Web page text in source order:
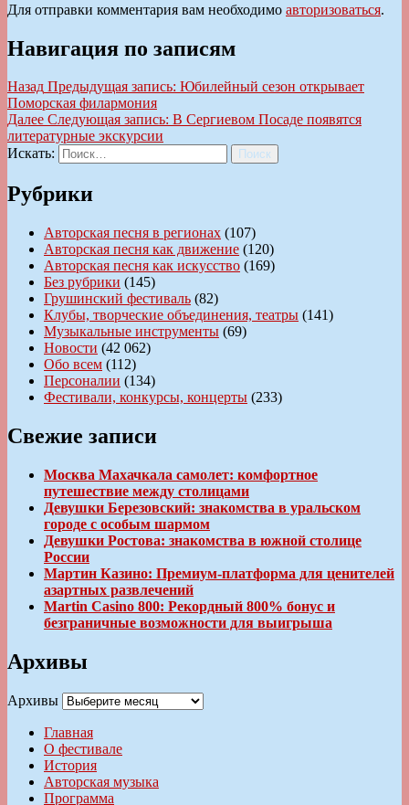
Для отправки комментария вам необходимо авторизоваться.
Навигация по записям
Назад Предыдущая запись: Юбилейный сезон открывает
Поморская филармония
Далее Следующая запись: В Сергиевом Посаде появятся
литературные экскурсии
Искать:
Поиск
Рубрики
Авторская песня в регионах (107)
Авторская песня как движение (120)
Авторская песня как искусство (169)
Без рубрики (145)
Грушинский фестиваль (82)
Клубы, творческие объединения, театры (141)
Музыкальные инструменты (69)
Новости (42 062)
Обо всем (112)
Персоналии (134)
Фестивали, конкурсы, концерты (233)
Свежие записи
Москва Махачкала самолет: комфортное
путешествие между столицами
Девушки Березовский: знакомства в уральском
городе с особым шармом
Девушки Ростова: знакомства в южной столице
России
Мартин Казино: Премиум-платформа для ценителей
азартных развлечений
Martin Casino 800: Рекордный 800% бонус и
безграничные возможности для выигрыша
Архивы
Архивы
Главная
О фестивале
История
Авторская музыка
Программа